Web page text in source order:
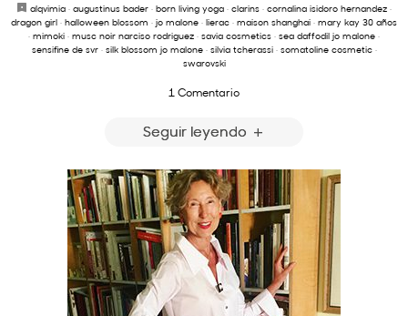
alqvimia · augustinus bader · born living yoga · clarins · cornalina isidoro hernandez ·
dragon girl · halloween blossom · jo malone · lierac · maison shanghai · mary kay 30 años
· mimoki · musc noir narciso rodriguez · savia cosmetics · sea daffodil jo malone ·
sensifine de svr· silk blossom jo malone· silvia tcherassi· somatoline cosmetic·
swarovski
1 Comentario
Seguir leyendo